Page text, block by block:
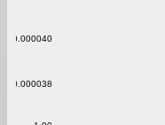
0.000038
0.000040